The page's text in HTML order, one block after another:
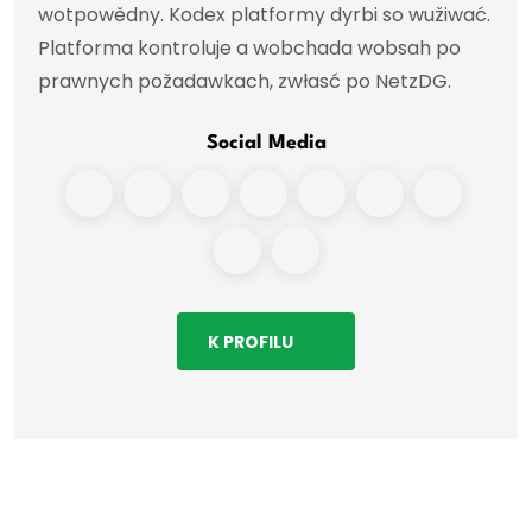
wotpowědny. Kodex platformy dyrbi so wužiwać.
Platforma kontroluje a wobchada wobsah po
prawnych požadawkach, zwłasć po NetzDG.
Social Media
K PROFILU